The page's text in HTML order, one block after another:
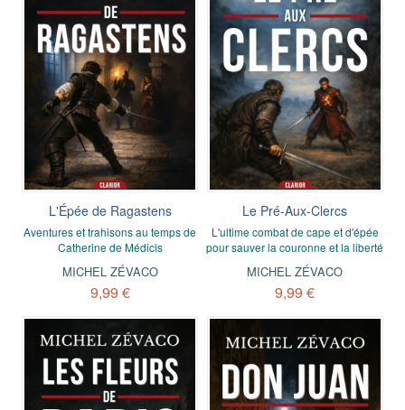
L'Épée de Ragastens
Aventures et trahisons au temps de
Catherine de Médicis
MICHEL ZÉVACO
9,99 €
Le Pré-Aux-Clercs
L'ultime combat de cape et d'épée
pour sauver la couronne et la liberté
MICHEL ZÉVACO
9,99 €